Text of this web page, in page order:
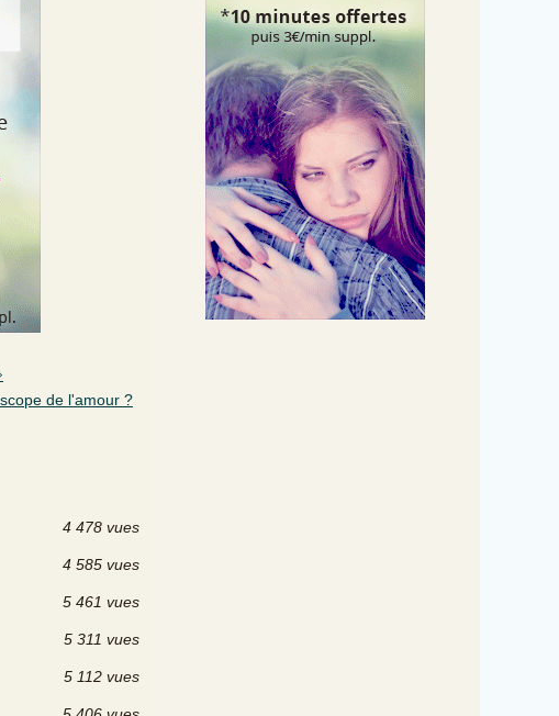
de l'amour ?
4 478 vues
4 585 vues
5 461 vues
5 311 vues
5 112 vues